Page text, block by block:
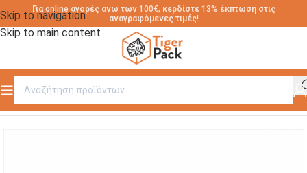
Skip to navigation
Skip to main content
Για online αγορές ανω των 100€, κερδίστε 13% έκπτωση στις
αναγραφόμενες τιμές!
Αρχική σελίδα / ΤΑΨΑΚΙΑ ΑΛΟΥΜΙΝΙΟΥ